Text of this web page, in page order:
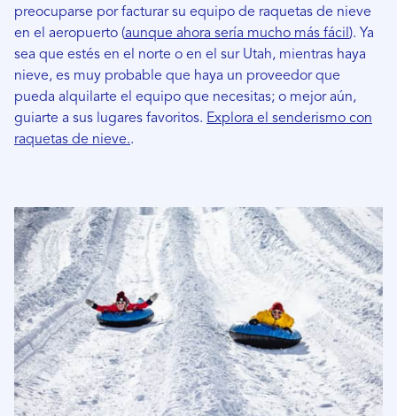
preocuparse por facturar su equipo de raquetas de nieve
en el aeropuerto (aunque ahora sería mucho más fácil). Ya
sea que estés en el norte o en el sur Utah, mientras haya
nieve, es muy probable que haya un proveedor que
pueda alquilarte el equipo que necesitas; o mejor aún,
guiarte a sus lugares favoritos. Explora el senderismo con
raquetas de nieve..